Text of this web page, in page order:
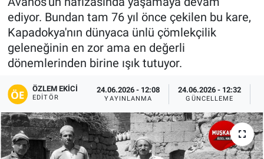
ediyor. Bundan tam 76 yıl önce çekilen bu kare,
Kapadokya'nın dünyaca ünlü çömlekçilik
geleneğinin en zor ama en değerli
dönemlerinden birine ışık tutuyor.
ÖZLEM EKICI
EDITÖR
24.06.2026 - 12:08
YAYINLANMA
24.06.2026 - 12:32
GÜNCELLEME
Kapadokya
Turizm
Kültür - Sanat
Yaşam
VEFATLAR
Son Dakika Haberleri
Haber Arşivi